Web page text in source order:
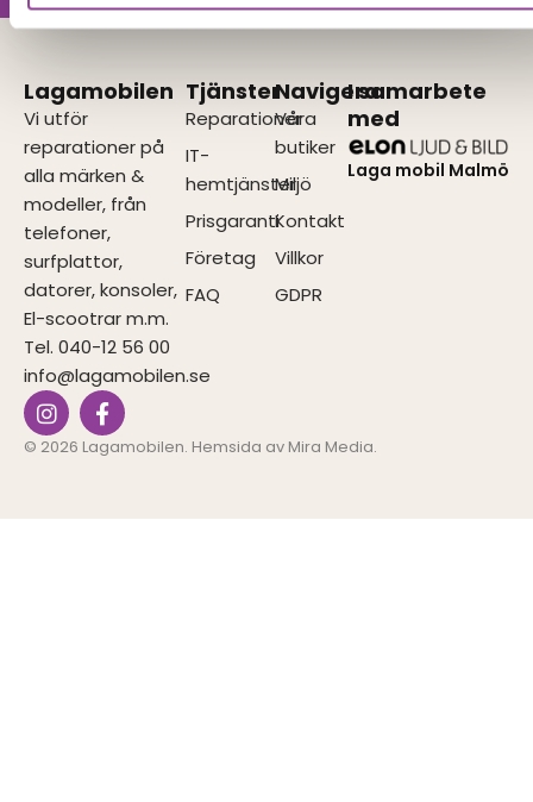
Lagamobilen
Vi utför
reparationer på
alla märken &
modeller, från
telefoner,
surfplattor,
datorer, konsoler,
El-scootrar m.m.
Tel. 040-12 56 00
info@lagamobilen.se
I
n
s
g
F
a
c
o
Tjänster
Reparationer
IT-
hemtjänster
Prisgaranti
Företag
FAQ
Navigera
Våra
butiker
Miljö
Kontakt
Villkor
GDPR
I samarbete
med
Laga mobil Malmö
© 2026 Lagamobilen. Hemsida av Mira Media.